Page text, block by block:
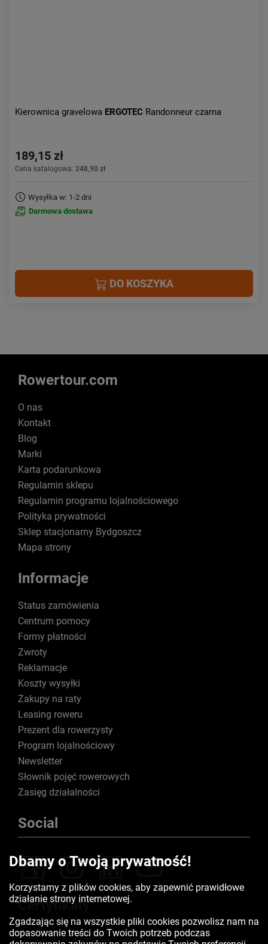
Kierownica gravelowa ERGOTEC Randonneur czarna
189,15 zł
Cena katalogowa: 248,90 zł
Wysyłka w: 1-2 dni
Darmowa dostawa
DO KOSZYKA
Rowertour.com
O nas
Kontakt
Blog
Marki
Karta podarunkowa
Regulamin sklepu
Regulamin programu lojalnościowego
Polityka prywatności
Sklep stacjonarny Bydgoszcz
Mapa strony
Informacje
Status zamówienia
Centrum pomocy
Formy płatności
Zwroty
Reklamacje
Koszty wysyłki
Zakupy na raty
Leasing roweru
Prezent dla rowerzysty
Program lojalnościowy
Newsletter
Słownik pojęć rowerowych
Zasięg działalności
Social
Certyfikaty
Dbamy o Twoją prywatność!
Korzystamy z plików cookies, aby zapewnić prawidłowe
działanie strony internetowej.
Zgadzając się na wszystkie pliki cookies pozwolisz nam na
dopasowanie treści do Twoich potrzeb podczas